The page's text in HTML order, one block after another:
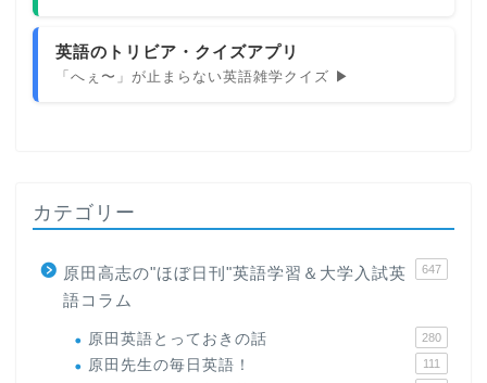
英語のトリビア・クイズアプリ
「へぇ〜」が止まらない英語雑学クイズ ▶
カテゴリー
原田高志の"ほぼ日刊"英語学習＆大学入試英
語コラム
647
原田英語とっておきの話 280
原田先生の毎日英語！ 111